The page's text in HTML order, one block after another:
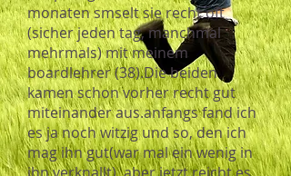
monaten smselt sie recht oft
(sicher jeden tag, manchmal
mehrmals) mit meinem
boardlehrer (38).Die beiden
kamen schon vorher recht gut
miteinander aus.anfangs fand ich
es ja noch witzig und so, den ich
mag ihn gut(war mal ein wenig in